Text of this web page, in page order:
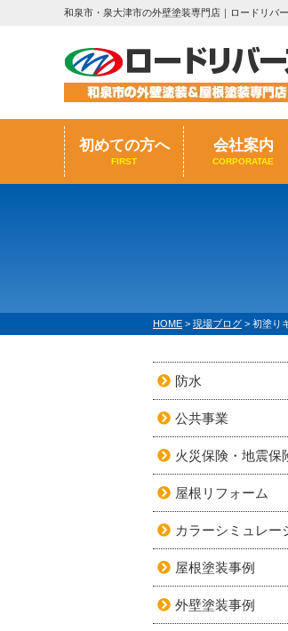
和泉市・泉大津市の外壁塗装専門店｜ロードリバ
初めての方へ
FIRST
会社案内
CORPORATAE
HOME > 現場ブログ > 初塗り
防水
公共事業
火災保険・地震保
屋根リフォーム
カラーシミュレー
屋根塗装事例
外壁塗装事例